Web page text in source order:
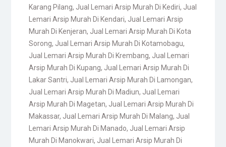
Karang Pilang, Jual Lemari Arsip Murah Di Kediri, Jual
Lemari Arsip Murah Di Kendari, Jual Lemari Arsip
Murah Di Kenjeran, Jual Lemari Arsip Murah Di Kota
Sorong, Jual Lemari Arsip Murah Di Kotamobagu,
Jual Lemari Arsip Murah Di Krembang, Jual Lemari
Arsip Murah Di Kupang, Jual Lemari Arsip Murah Di
Lakar Santri, Jual Lemari Arsip Murah Di Lamongan,
Jual Lemari Arsip Murah Di Madiun, Jual Lemari
Arsip Murah Di Magetan, Jual Lemari Arsip Murah Di
Makassar, Jual Lemari Arsip Murah Di Malang, Jual
Lemari Arsip Murah Di Manado, Jual Lemari Arsip
Murah Di Manokwari, Jual Lemari Arsip Murah Di